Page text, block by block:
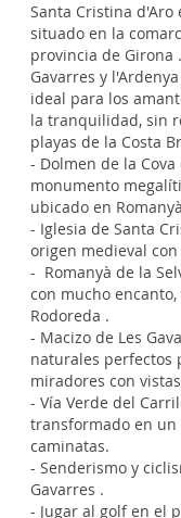
Santa Cristina
situado en la
provincia de Girona
Gavarres y
ideal para los
la tranquilidad, sin
playas de la Costa
- Dolmen de la
monumento
ubicado en
- Iglesia de Santa
origen medieval
- Romanyà de la
con mucho
Rodoreda .
- Macizo de Les
naturales perfectos
miradores con
- Vía Verde del
transformado en
caminatas.
- Senderismo y
Gavarres .
- Jugar al golf en el